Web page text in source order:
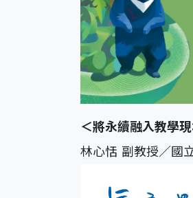
＜將永續融入教學
林心恬 副教授／國